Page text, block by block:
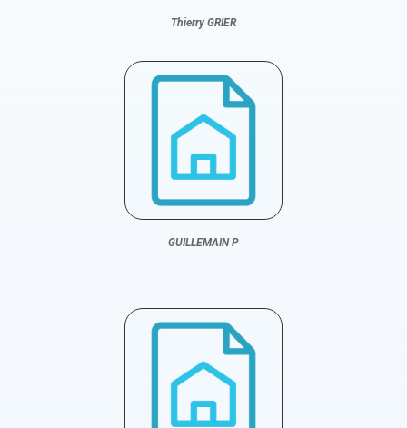
Thierry GRIER
GUILLEMAIN P